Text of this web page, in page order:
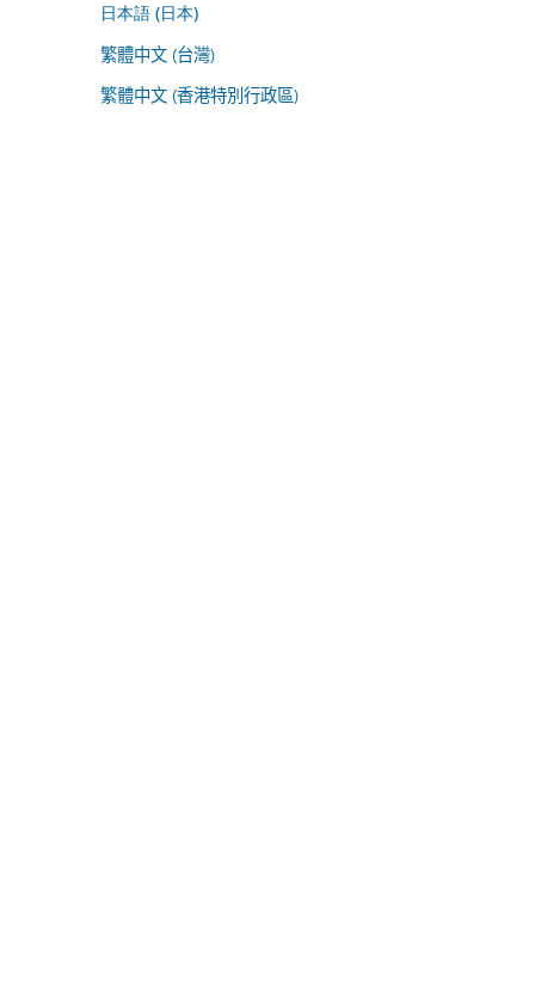
日本語 (日本)
繁體中文 (台灣)
繁體中文 (香港特別行政區)